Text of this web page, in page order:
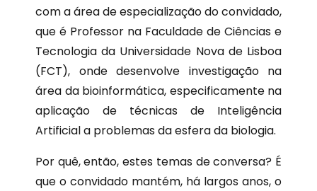
com a área de especialização do convidado,
que é Professor na Faculdade de Ciências e
Tecnologia da Universidade Nova de Lisboa
(FCT), onde desenvolve investigação na
área da bioinformática, especificamente na
aplicação de técnicas de Inteligência
Artificial a problemas da esfera da biologia.
Por quê, então, estes temas de conversa? É
que o convidado mantém, há largos anos, o